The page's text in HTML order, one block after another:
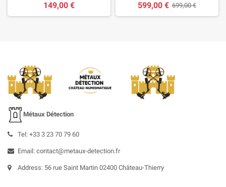
149,00 € 599,00 € 699,00 €
Métaux Détection
Tel: +33 3 23 70 79 60
Email: contact@metaux-detection.fr
Address: 56 rue Saint Martin 02400 Château-Thierry